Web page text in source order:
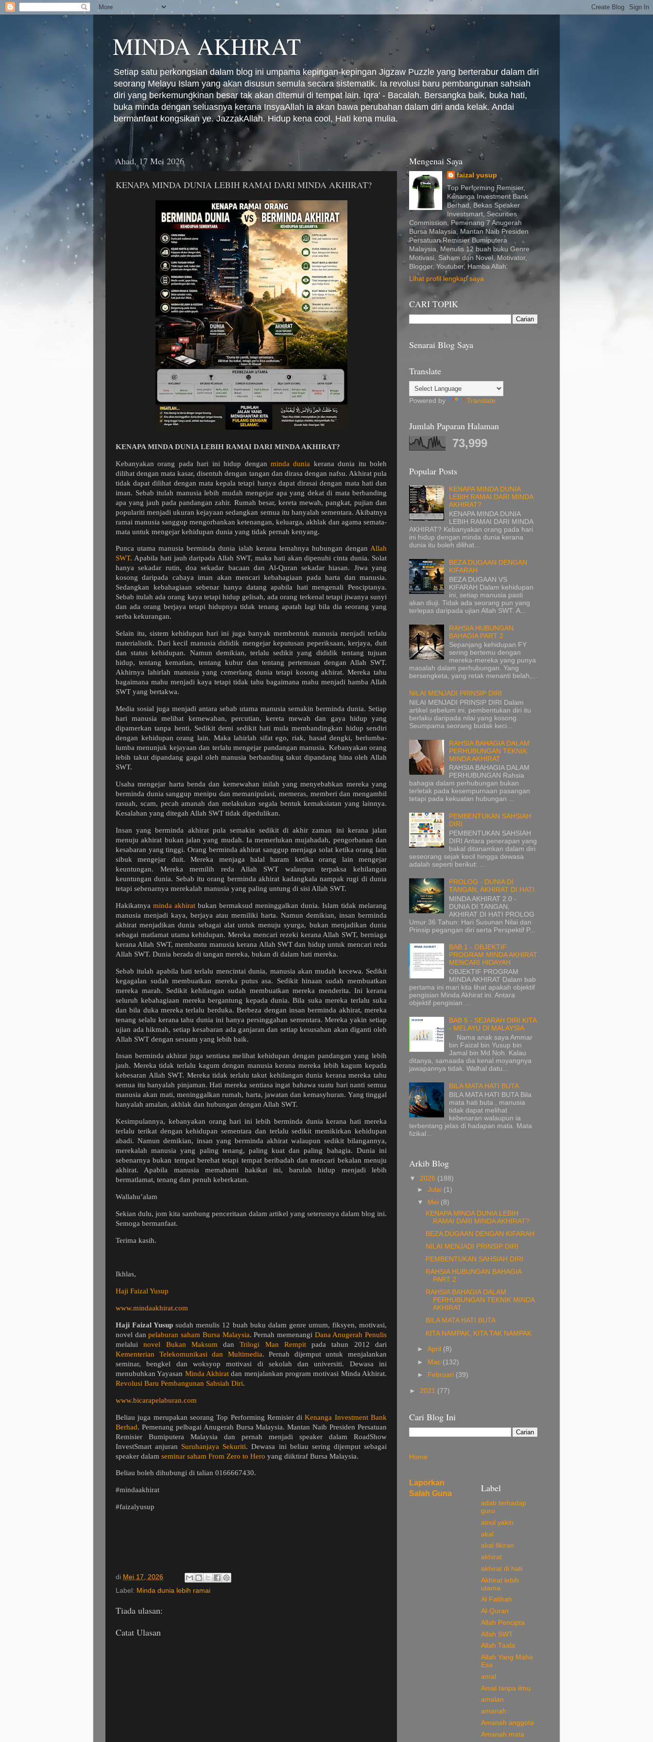
MINDA AKHIRAT
Setiap satu perkongsian dalam blog ini umpama kepingan-kepingan Jigzaw Puzzle yang berterabur dalam diri
seorang Melayu Islam yang akan disusun semula secara sistematik. Ia revolusi baru pembangunan sahsiah
diri yang berkemungkinan besar tak akan ditemui di tempat lain. Iqra' - Bacalah. Bersangka baik, buka hati,
buka minda dengan seluasnya kerana InsyaAllah ia akan bawa perubahan dalam diri anda kelak. Andai
bermanfaat kongsikan ye. JazzakAllah. Hidup kena cool, Hati kena mulia.
Ahad, 17 Mei 2026
KENAPA MINDA DUNIA LEBIH RAMAI DARI MINDA AKHIRAT?
KENAPA MINDA DUNIA LEBIH RAMAI DARI MINDA AKHIRAT?
Kebanyakan orang pada hari ini hidup dengan minda dunia kerana dunia itu boleh
dilihat dengan mata kasar, disentuh dengan tangan dan dirasa dengan nafsu. Akhirat pula
tidak dapat dilihat dengan mata kepala tetapi hanya dapat dirasai dengan mata hati dan
iman. Sebab itulah manusia lebih mudah mengejar apa yang dekat di mata berbanding
apa yang jauh pada pandangan zahir. Rumah besar, kereta mewah, pangkat, pujian dan
populariti menjadi ukuran kejayaan sedangkan semua itu hanyalah sementara. Akibatnya
ramai manusia sanggup mengorbankan ketenangan, keluarga, akhlak dan agama semata-
mata untuk mengejar kehidupan dunia yang tidak pernah kenyang.
Punca utama manusia berminda dunia ialah kerana lemahnya hubungan dengan Allah
SWT. Apabila hati jauh daripada Allah SWT, maka hati akan dipenuhi cinta dunia. Solat
hanya sekadar rutin, doa sekadar bacaan dan Al-Quran sekadar hiasan. Jiwa yang
kosong daripada cahaya iman akan mencari kebahagiaan pada harta dan manusia.
Sedangkan kebahagiaan sebenar hanya datang apabila hati mengenali Penciptanya.
Sebab itulah ada orang kaya tetapi hidup gelisah, ada orang terkenal tetapi jiwanya sunyi
dan ada orang berjaya tetapi hidupnya tidak tenang apatah lagi bila dia seorang yang
serba kekurangan.
Selain itu, sistem kehidupan hari ini juga banyak membentuk manusia menjadi terlalu
materialistik. Dari kecil manusia dididik mengejar keputusan peperiksaan, kerjaya, duit
dan status kehidupan. Namun demikian, terlalu sedikit yang dididik tentang tujuan
hidup, tentang kematian, tentang kubur dan tentang pertemuan dengan Allah SWT.
Akhirnya lahirlah manusia yang cemerlang dunia tetapi kosong akhirat. Mereka tahu
bagaimana mahu menjadi kaya tetapi tidak tahu bagaimana mahu menjadi hamba Allah
SWT yang bertakwa.
Media sosial juga menjadi antara sebab utama manusia semakin berminda dunia. Setiap
hari manusia melihat kemewahan, percutian, kereta mewah dan gaya hidup yang
dipamerkan tanpa henti. Sedikit demi sedikit hati mula membandingkan hidup sendiri
dengan kehidupan orang lain. Maka lahirlah sifat ego, riak, hasad dengki, berlumba-
lumba menunjuk kejayaan dan terlalu mengejar pandangan manusia. Kebanyakan orang
lebih takut dipandang gagal oleh manusia berbanding takut dipandang hina oleh Allah
SWT.
Usaha mengejar harta benda dan kemewahan inilah yang menyebabkan mereka yang
berminda dunia sanggup menipu dan memanipulasi, memeras, memberi dan mengambil
rasuah, scam, pecah amanah dan melakukan segala bentuk kemaksiatan yang lainnya.
Kesalahan yang ditegah Allah SWT tidak dipedulikan.
Insan yang berminda akhirat pula semakin sedikit di akhir zaman ini kerana jalan
menuju akhirat bukan jalan yang mudah. Ia memerlukan mujahadah, pengorbanan dan
kesabaran yang tinggi. Orang berminda akhirat sanggup menjaga solat ketika orang lain
sibuk mengejar duit. Mereka menjaga halal haram ketika orang lain mengejar
keuntungan. Mereka memilih reda Allah SWT walaupun terpaksa kehilangan
keuntungan dunia. Sebab itu orang berminda akhirat kadangkala nampak rugi di dunia
tetapi sebenarnya merekalah manusia yang paling untung di sisi Allah SWT.
Hakikatnya minda akhirat bukan bermaksud meninggalkan dunia. Islam tidak melarang
manusia menjadi kaya, berjaya atau memiliki harta. Namun demikian, insan berminda
akhirat menjadikan dunia sebagai alat untuk menuju syurga, bukan menjadikan dunia
sebagai matlamat utama kehidupan. Mereka mencari rezeki kerana Allah SWT, berniaga
kerana Allah SWT, membantu manusia kerana Allah SWT dan hidup untuk mencari reda
Allah SWT. Dunia berada di tangan mereka, bukan di dalam hati mereka.
Sebab itulah apabila hati terlalu mencintai dunia, manusia akan mudah kecewa. Sedikit
kegagalan sudah membuatkan mereka putus asa. Sedikit hinaan sudah membuatkan
mereka marah. Sedikit kehilangan sudah membuatkan mereka menderita. Ini kerana
seluruh kebahagiaan mereka bergantung kepada dunia. Bila suka mereka terlalu suka
dan bila duka mereka terlalu berduka. Berbeza dengan insan berminda akhirat, mereka
tenang selalu kerana tahu dunia ini hanya persinggahan sementara. Mereka yakin setiap
ujian ada hikmah, setiap kesabaran ada ganjaran dan setiap kesusahan akan diganti oleh
Allah SWT dengan sesuatu yang lebih baik.
Insan berminda akhirat juga sentiasa melihat kehidupan dengan pandangan yang lebih
jauh. Mereka tidak terlalu kagum dengan manusia kerana mereka lebih kagum kepada
kebesaran Allah SWT. Mereka tidak terlalu takut kehilangan dunia kerana mereka tahu
semua itu hanyalah pinjaman. Hati mereka sentiasa ingat bahawa suatu hari nanti semua
manusia akan mati, meninggalkan rumah, harta, jawatan dan kemasyhuran. Yang tinggal
hanyalah amalan, akhlak dan hubungan dengan Allah SWT.
Kesimpulannya, kebanyakan orang hari ini lebih berminda dunia kerana hati mereka
terlalu terikat dengan kehidupan sementara dan terlalu sedikit memikirkan kehidupan
abadi. Namun demikian, insan yang berminda akhirat walaupun sedikit bilangannya,
merekalah manusia yang paling tenang, paling kuat dan paling bahagia. Dunia ini
sebenarnya bukan tempat berehat tetapi tempat beribadah dan mencari bekalan menuju
akhirat. Apabila manusia memahami hakikat ini, barulah hidup menjadi lebih
bermatlamat, tenang dan penuh keberkatan.
Wallahu’alam
Sekian dulu, jom kita sambung penceritaan dalam artikel yang seterusnya dalam blog ini.
Semoga bermanfaat.
Terima kasih.
Ikhlas,
Haji Faizal Yusup
www.mindaakhirat.com
Haji Faizal Yusup sudah menulis 12 buah buku dalam genre umum, fiksyen, motivasi,
novel danpelaburan saham Bursa Malaysia. Pernah memenangi Dana Anugerah Penulis
melaluinovel Bukan Maksum danTrilogi Man Rempitpada tahun 2012 dari
Kementerian Telekomunikasi dan Multimedia. Pernah dijemput untuk menjalankan
seminar, bengkel dan woksyop motivasi di sekolah dan universiti. Dewasa ini
menubuhkan Yayasan Minda Akhirat dan menjalankan program motivasi Minda Akhirat.
Revolusi Baru Pembangunan Sahsiah Diri.
www.bicarapelaburan.com
Beliau juga merupakan seorang Top Performing Remisier diKenanga Investment Bank
Berhad. Pemenang pelbagai Anugerah Bursa Malaysia. Mantan Naib Presiden Persatuan
Remisier Bumiputera Malaysia dan pernah menjadi speaker dalam RoadShow
InvestSmart anjuran Suruhanjaya Sekuriti. Dewasa ini beliau sering dijemput sebagai
speaker dalam seminar saham From Zero to Hero yang diiktiraf Bursa Malaysia.
Beliau boleh dihubungi di talian 0166667430.
#mindaakhirat
#faizalyusup
di Mei 17, 2026
Label: Minda dunia lebih ramai
Tiada ulasan:
Catat Ulasan
Mengenai Saya
faizal yusup
Top Performing Remisier,
Kenanga Investment Bank
Berhad, Bekas Speaker
Investsmart, Securities
Commission, Pemenang 7 Anugerah
Bursa Malaysia, Mantan Naib Presiden
Persatuan Remisier Bumiputera
Malaysia, Menulis 12 buah buku Genre
Motivasi, Saham dan Novel, Motivator,
Blogger, Youtuber, Hamba Allah.
Lihat profil lengkap saya
CARI TOPIK
Senarai Blog Saya
Translate
Powered by Translate
Jumlah Paparan Halaman
73,999
Popular Posts
KENAPA MINDA DUNIA
LEBIH RAMAI DARI MINDA
AKHIRAT?
KENAPA MINDA DUNIA
LEBIH RAMAI DARI MINDA
AKHIRAT? Kebanyakan orang pada hari
ini hidup dengan minda dunia kerana
dunia itu boleh dilihat...
BEZA DUGAAN DENGAN
KIFARAH
BEZA DUGAAN VS
KIFARAH Dalam kehidupan
ini, setiap manusia pasti
akan diuji. Tidak ada seorang pun yang
terlepas daripada ujian Allah SWT. A...
RAHSIA HUBUNGAN
BAHAGIA PART 2
Sepanjang kehidupan FY
sering bertemu dengan
mereka-mereka yang punya
masalah dalam perhubungan. Yang
bersengketa, yang retak menanti belah,...
NILAI MENJADI PRINSIP DIRI
NILAI MENJADI PRINSIP DIRI Dalam
artikel sebelum ini, pembentukan diri itu
berlaku daripada nilai yang kosong.
Seumpama seorang budak keci...
RAHSIA BAHAGIA DALAM
PERHUBUNGAN TEKNIK
MINDA AKHIRAT
RAHSIA BAHAGIA DALAM
PERHUBUNGAN Rahsia
bahagia dalam perhubungan bukan
terletak pada kesempurnaan pasangan
tetapi pada kekuatan hubungan ...
PEMBENTUKAN SAHSIAH
DIRI
PEMBENTUKAN SAHSIAH
DIRI Antara penerapan yang
bakal ditanamkan dalam diri
seseorang sejak kecil hingga dewasa
adalah seperti berikut: ...
PROLOG - DUNIA DI
TANGAN, AKHIRAT DI HATI
MINDA AKHIRAT 2.0 -
DUNIA DI TANGAN,
AKHIRAT DI HATI PROLOG
Umur 36 Tahun: Hari Susunan Nilai dan
Prinsip pegangan diri serta Perspektif P...
BAB 1 - OBJEKTIF
PROGRAM MINDA AKHIRAT
MENCARI HIDAYAH
OBJEKTIF PROGRAM
MINDA AKHIRAT Dalam bab
pertama ini mari kita lihat apakah objektif
pengisian Minda Akhirat ini. Antara
objektif pengisian ...
BAB 5 - SEJARAH DIRI KITA
- MELAYU DI MALAYSIA
Nama anak saya Ammar
bin Faizal bin Yusup bin
Jamal bin Md Noh. Kalau
ditanya, samaada dia kenal moyangnya
jawapannya tidak. Walhal datu...
BILA MATA HATI BUTA
BILA MATA HATI BUTA Bila
mata hati buta , manusia
tidak dapat melihat
kebenaran walaupun ia
terbentang jelas di hadapan mata. Mata
fizikal...
Arkib Blog
▼ 2026 (188)
►Julai (1)
▼
Mei (8)
KENAPA MINDA DUNIA LEBIH
RAMAI DARI MINDA AKHIRAT?
BEZA DUGAAN DENGAN KIFARAH
NILAI MENJADI PRINSIP DIRI
PEMBENTUKAN SAHSIAH DIRI
RAHSIA HUBUNGAN BAHAGIA
PART 2
RAHSIA BAHAGIA DALAM
PERHUBUNGAN TEKNIK MINDA
AKHIRAT
BILA MATA HATI BUTA
KITA NAMPAK, KITA TAK NAMPAK
►April (8)
► Mac (132)
► Februari (39)
► 2021 (77)
Cari Blog Ini
Home
Laporkan
Salah Guna
Label
adab terhadap
guru
ainul yakin
akal
akal fikiran
akhirat
akhirat di hati
Akhirat lebih
utama
Al Fatihah
Al-Quran
Allah Pencipta
Allah SWT
Allah Taala
Allah Yang Maha
Esa
amal
Amal tanpa ilmu
amalan
amanah
Amanah anggota
Amanah mata